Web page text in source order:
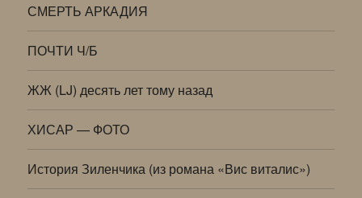
СМЕРТЬ АРКАДИЯ
ПОЧТИ Ч/Б
ЖЖ (LJ) десять лет тому назад
ХИСАР — ФОТО
История Зиленчика (из романа «Вис виталис»)